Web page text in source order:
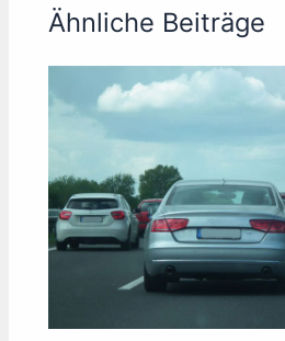
Ähnliche Beiträge